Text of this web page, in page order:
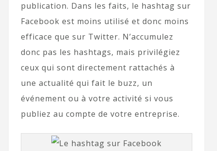
publication. Dans les faits, le hashtag sur
Facebook est moins utilisé et donc moins
efficace que sur Twitter. N’accumulez
donc pas les hashtags, mais privilégiez
ceux qui sont directement rattachés à
une actualité qui fait le buzz, un
événement ou à votre activité si vous
publiez au compte de votre entreprise.